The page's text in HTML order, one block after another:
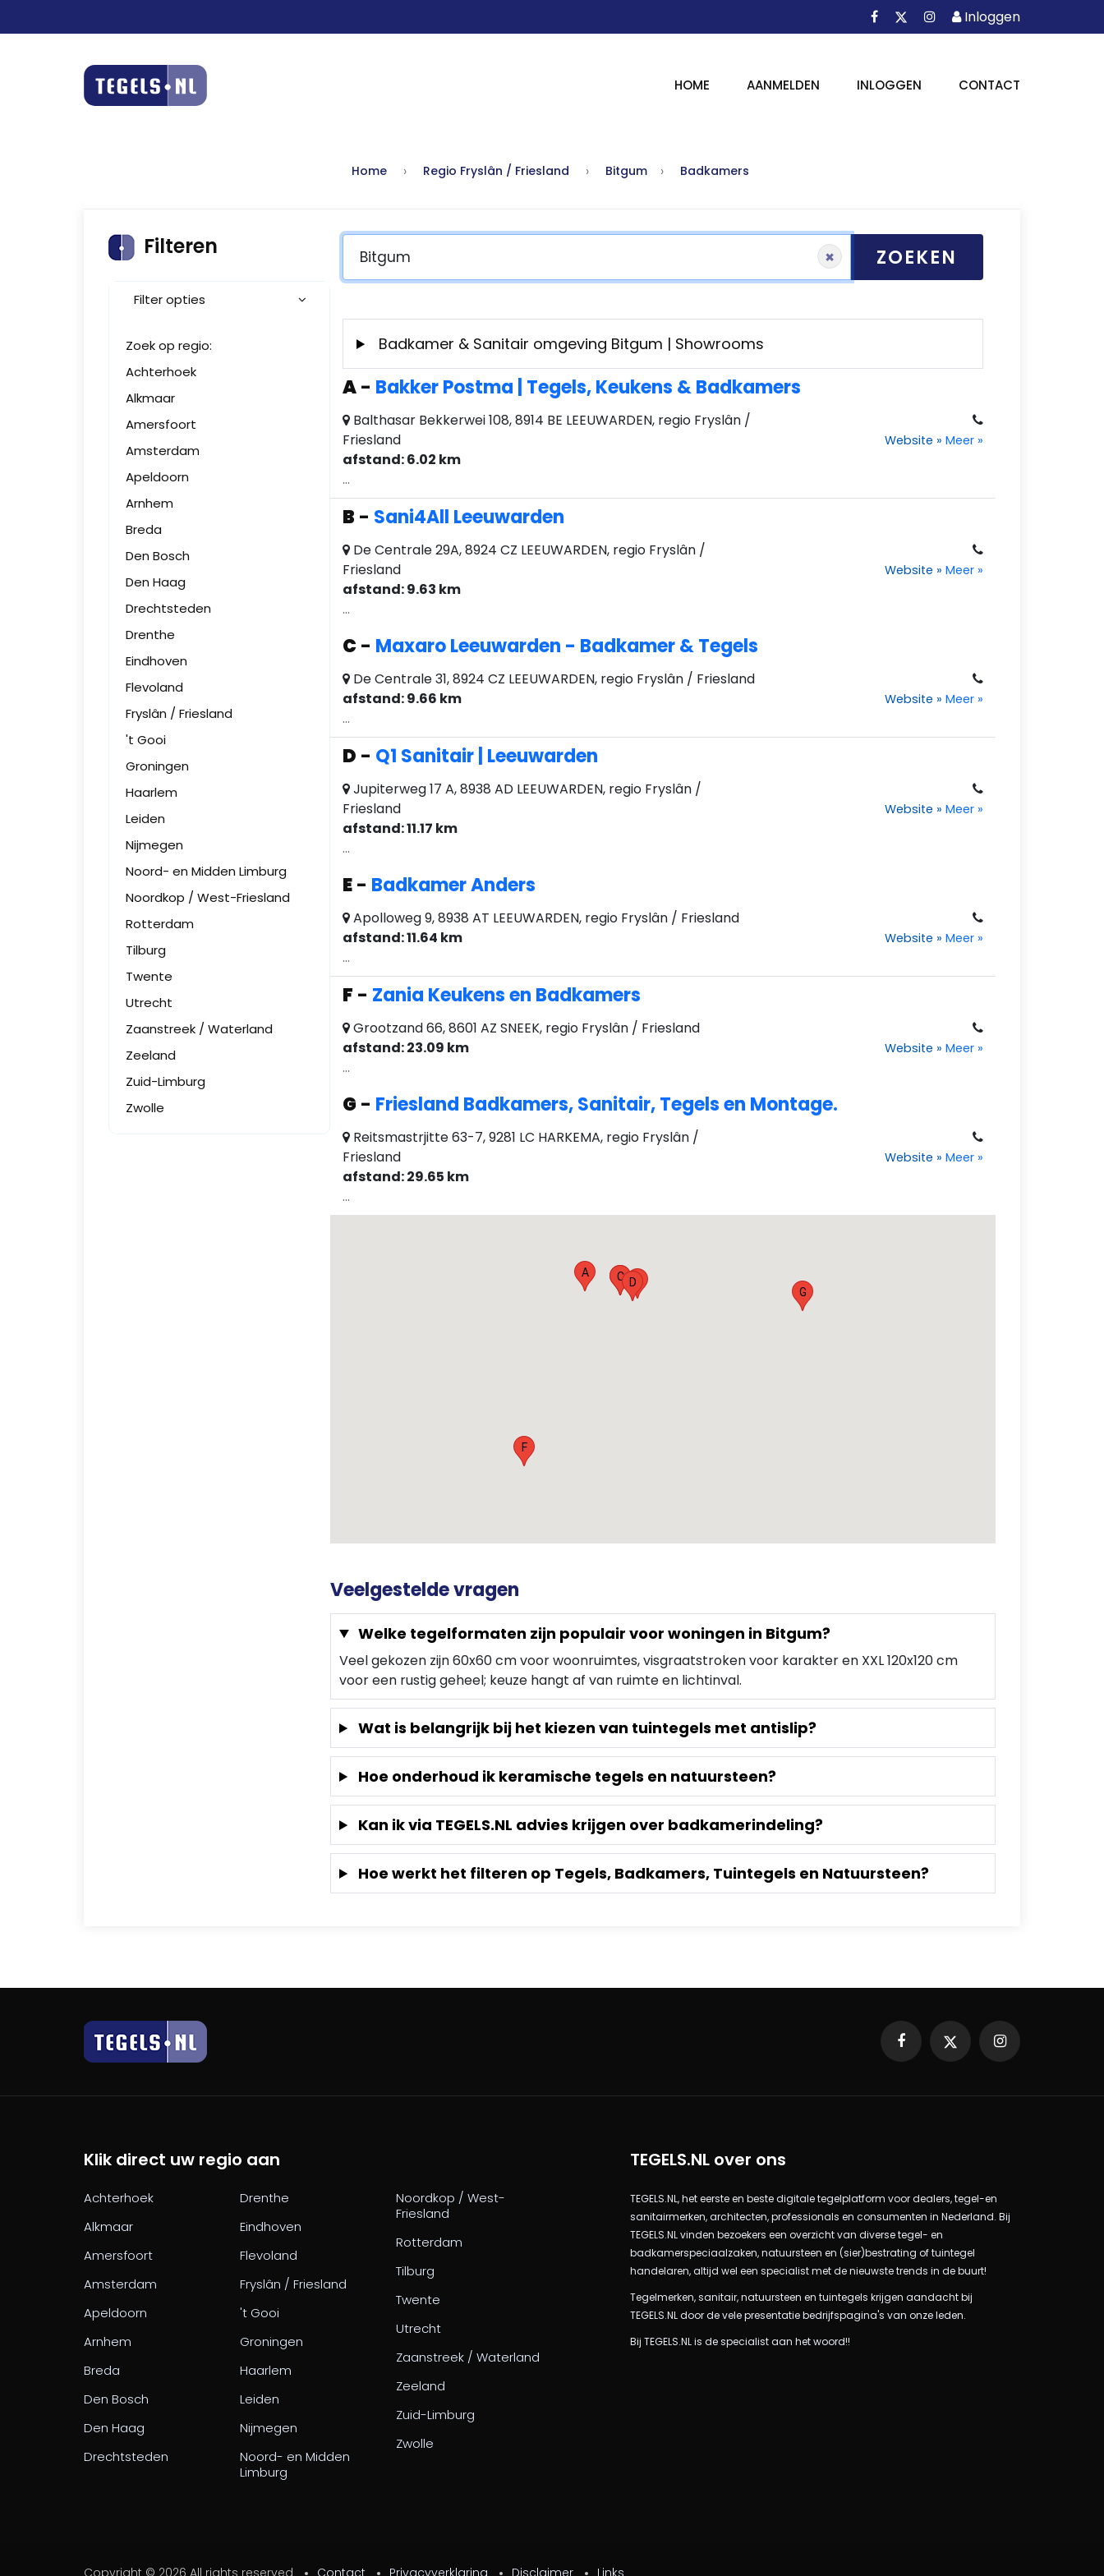
FacebookInstagram
Inloggen
Inloggen
HOME AANMELDEN INLOGGEN CONTACT
Home Regio Fryslân / Friesland Bitgum Badkamers
× ZOEKEN
Badkamer & Sanitair omgeving Bitgum | Showrooms
A- Bakker Postma | Tegels, Keukens & Badkamers
Balthasar Bekkerwei 108, 8914 BE LEEUWARDEN, regio Fryslân /
Friesland
afstand: 6.02 km
...
Website » Meer »
B - Sani4All Leeuwarden
De Centrale 29A, 8924 CZ LEEUWARDEN, regio Fryslân /
Friesland
afstand: 9.63 km
...
Website » Meer »
C - Maxaro Leeuwarden - Badkamer & Tegels
De Centrale 31, 8924 CZ LEEUWARDEN, regio Fryslân / Friesland
afstand: 9.66 km
...
Website » Meer »
D - Q1 Sanitair | Leeuwarden
Jupiterweg 17 A, 8938 AD LEEUWARDEN, regio Fryslân /
Friesland
afstand: 11.17 km
...
Website » Meer »
E- Badkamer Anders
Apolloweg 9, 8938 AT LEEUWARDEN, regio Fryslân / Friesland
afstand: 11.64 km
...
Website » Meer »
F - Zania Keukens en Badkamers
Grootzand 66, 8601 AZ SNEEK, regio Fryslân / Friesland
afstand: 23.09 km
...
Website » Meer »
G - Friesland Badkamers, Sanitair, Tegels en Montage.
Reitsmastrjitte 63-7, 9281 LC HARKEMA, regio Fryslân /
Friesland
afstand: 29.65 km
...
Website » Meer »
A B
C DE
F
G
Veelgestelde vragen
Welke tegelformaten zijn populair voor woningen in Bitgum?
Veel gekozen zijn 60x60 cm voor woonruimtes, visgraatstroken voor karakter en XXL 120x120 cm
voor een rustig geheel; keuze hangt af van ruimte en lichtinval.
Wat is belangrijk bij het kiezen van tuintegels met antislip?
Hoe onderhoud ik keramische tegels en natuursteen?
Kan ik via TEGELS.NL advies krijgen over badkamerindeling?
Hoe werkt het filteren op Tegels, Badkamers, Tuintegels en Natuursteen?
Filteren
Filter opties
Zoek op regio:
Achterhoek
Alkmaar
Amersfoort
Amsterdam
Apeldoorn
Arnhem
Breda
Den Bosch
Den Haag
Drechtsteden
Drenthe
Eindhoven
Flevoland
Fryslân / Friesland
't Gooi
Groningen
Haarlem
Leiden
Nijmegen
Noord- en Midden Limburg
Noordkop / West-Friesland
Rotterdam
Tilburg
Twente
Utrecht
Zaanstreek / Waterland
Zeeland
Zuid-Limburg
Zwolle
Facebook Instagram
Klik direct uw regio aan
Achterhoek
Alkmaar
Amersfoort
Amsterdam
Apeldoorn
Arnhem
Breda
Den Bosch
Den Haag
Drechtsteden
Drenthe
Eindhoven
Flevoland
Fryslân / Friesland
't Gooi
Groningen
Haarlem
Leiden
Nijmegen
Noord- en Midden
Limburg
Noordkop / West-
Friesland
Rotterdam
Tilburg
Twente
Utrecht
Zaanstreek / Waterland
Zeeland
Zuid-Limburg
Zwolle
TEGELS.NL over ons
TEGELS.NL, het eerste en beste digitale tegelplatform voor dealers, tegel-en
sanitairmerken, architecten, professionals en consumenten in Nederland. Bij
TEGELS.NL vinden bezoekers een overzicht van diverse tegel- en
badkamerspeciaalzaken, natuursteen en (sier)bestrating of tuintegel
handelaren, altijd wel een specialist met de nieuwste trends in de buurt!
Tegelmerken, sanitair, natuursteen en tuintegels krijgen aandacht bij
TEGELS.NL door de vele presentatie bedrijfspagina's van onze leden.
Bij TEGELS.NL is de specialist aan het woord!!